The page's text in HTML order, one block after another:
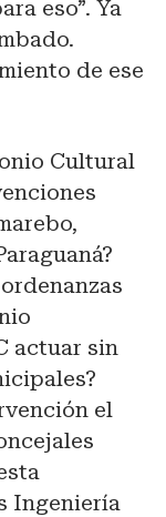
eso”. Ya
de ese
Cultural
actuar sin
el
Ingeniería